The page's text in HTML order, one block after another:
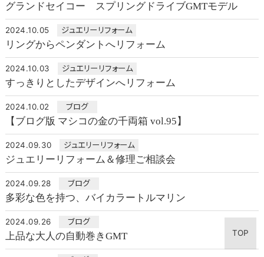
グランドセイコー スプリングドライブGMTモデル
2024.10.05 ジュエリーリフォーム
リングからペンダントへリフォーム
2024.10.03 ジュエリーリフォーム
すっきりとしたデザインへリフォーム
2024.10.02 ブログ
【ブログ版 マシコの金の千両箱 vol.95】
2024.09.30 ジュエリーリフォーム
ジュエリーリフォーム＆修理ご相談会
2024.09.28 ブログ
多彩な色を持つ、バイカラートルマリン
2024.09.26 ブログ
上品な大人の自動巻きGMT TOP